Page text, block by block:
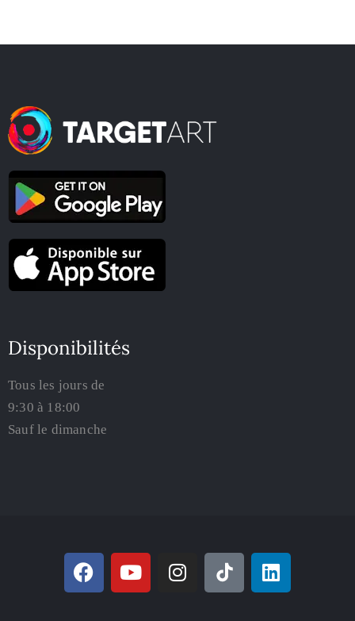
Disponibilités
Tous les jours de
9:30 à 18:00
Sauf le dimanche